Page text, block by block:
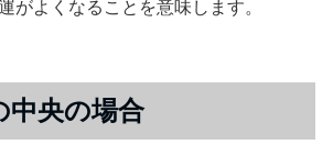
がよくなることを意味します。
中央の場合